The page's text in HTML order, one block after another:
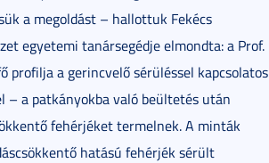
a megoldást – hallottuk Fekécs
egyetemi tanársegédje elmondta: a Prof.
profilja a gerincvelő sérüléssel kapcsolatos
– a patkányokba való beültetés után
fehérjéket termelnek. A minták
hatású fehérjék sérült